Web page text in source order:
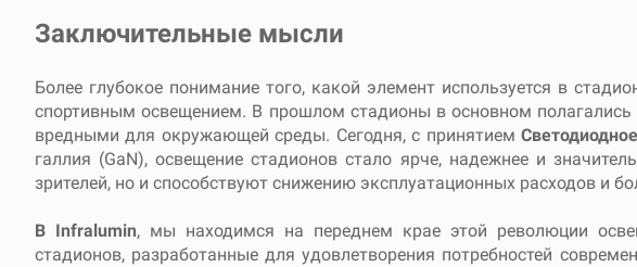
Заключительные мысли
Более глубокое понимание того, какой элемент используется в
спортивным освещением. В прошлом стадионы в основном
вредными для окружающей среды. Сегодня, с принятием
галлия (GaN), освещение стадионов стало ярче, надежнее и
зрителей, но и способствуют снижению эксплуатационных расходов и
В Infralumin, мы находимся на переднем крае этой революции
стадионов, разработанные для удовлетворения потребностей